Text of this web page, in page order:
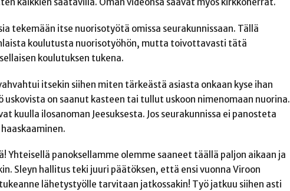
tekemään itse nuorisotyötä omissa seurakunnissaan. Tällä
koulutusta nuorisotyöhön, mutta toivottavasti tätä
koulutuksen tukena.
itsekin siihen miten tärkeästä asiasta onkaan kyse ihan
on saanut kasteen tai tullut uskoon nimenomaan nuorina.
kuulla ilosanoman Jeesuksesta. Jos seurakunnissa ei panosteta
panoksellamme olemme saaneet täällä paljon aikaan ja
Sleyn hallitus teki juuri päätöksen, että ensi vuonna Viroon
lähetystyölle tarvitaan jatkossakin! Työ jatkuu siihen asti